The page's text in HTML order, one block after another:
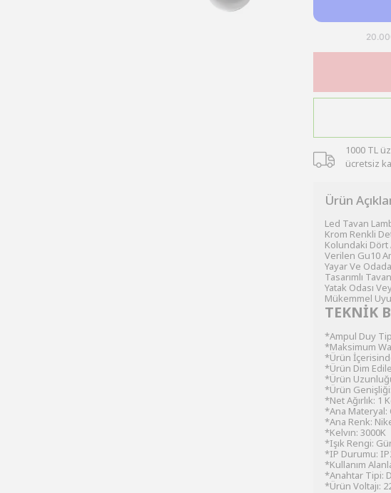
1000 TL
ücretsiz
Ürün
Led Tavan
Krom Renkli
Kolundaki
Verilen Gu10
Yayar Ve
Tasarımlı
Yatak Odası
Mükemmel
TEKNİK
*Ampul Duy
*Maksimum
*Ürün
*Ürün Dim
*Ürün
*Ürün
*Net Ağırlık: 1
*Ana Materyal:
*Ana Renk:
*Kelvın: 3000K
*Işık Rengi:
*IP Durumu:
*Kullanım
*Anahtar Tipi:
*Ürün Voltajı: